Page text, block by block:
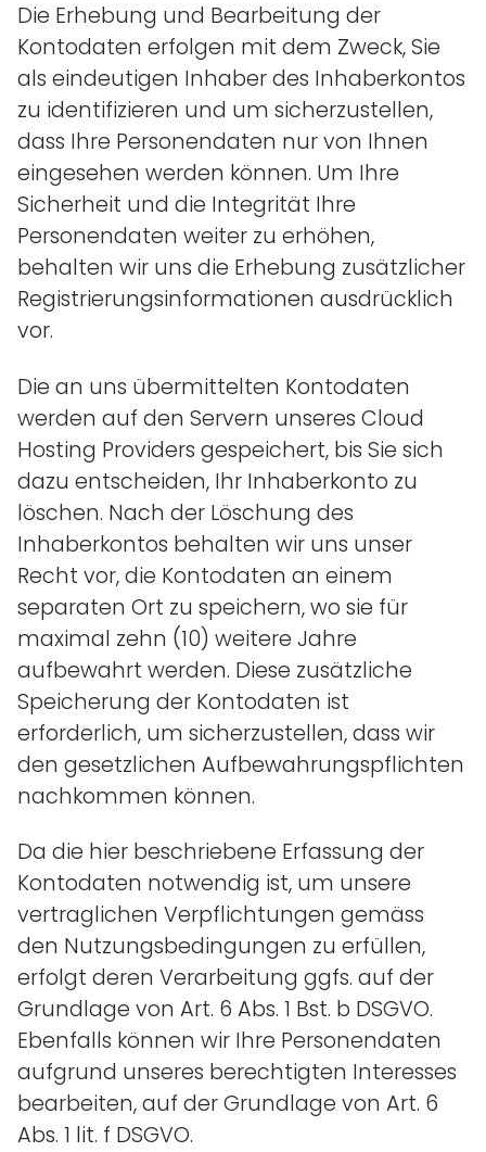
Die Erhebung und Bearbeitung der
Kontodaten erfolgen mit dem Zweck, Sie
als eindeutigen Inhaber des Inhaberkontos
zu identifizieren und um sicherzustellen,
dass Ihre Personendaten nur von Ihnen
eingesehen werden können. Um Ihre
Sicherheit und die Integrität Ihre
Personendaten weiter zu erhöhen,
behalten wir uns die Erhebung zusätzlicher
Registrierungsinformationen ausdrücklich
vor.
Die an uns übermittelten Kontodaten
werden auf den Servern unseres Cloud
Hosting Providers gespeichert, bis Sie sich
dazu entscheiden, Ihr Inhaberkonto zu
löschen. Nach der Löschung des
Inhaberkontos behalten wir uns unser
Recht vor, die Kontodaten an einem
separaten Ort zu speichern, wo sie für
maximal zehn (10) weitere Jahre
aufbewahrt werden. Diese zusätzliche
Speicherung der Kontodaten ist
erforderlich, um sicherzustellen, dass wir
den gesetzlichen Aufbewahrungspflichten
nachkommen können.
Da die hier beschriebene Erfassung der
Kontodaten notwendig ist, um unsere
vertraglichen Verpflichtungen gemäss
den Nutzungsbedingungen zu erfüllen,
erfolgt deren Verarbeitung ggfs. auf der
Grundlage von Art. 6 Abs. 1 Bst. b DSGVO.
Ebenfalls können wir Ihre Personendaten
aufgrund unseres berechtigten Interesses
bearbeiten, auf der Grundlage von Art. 6
Abs. 1 lit. f DSGVO.